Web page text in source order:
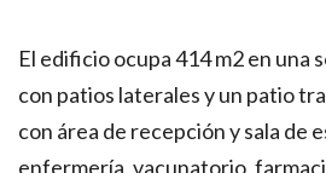
El edificio ocupa 414 m2 en una
con patios laterales y un patio
con área de recepción y sala de
enfermería, vacunatorio,